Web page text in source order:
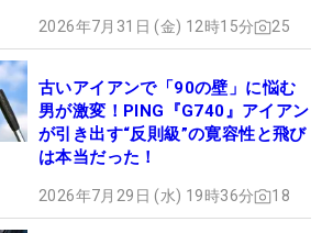
2026年7月31日 (金) 12時15分 25
古いアイアンで「90の壁」に悩む
男が激変！PING『G740』アイアン
が引き出す“反則級”の寛容性と飛び
は本当だった！
2026年7月29日 (水) 19時36分 18